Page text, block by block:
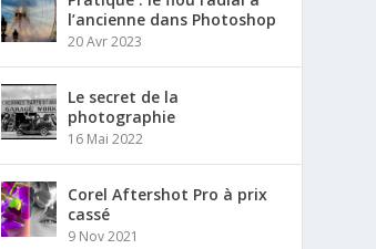
l’ancienne dans Photoshop
20 Avr 2023
Le secret de la
photographie
16 Mai 2022
Corel Aftershot Pro à prix
cassé
9 Nov 2021